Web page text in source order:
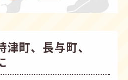
町、長与町、